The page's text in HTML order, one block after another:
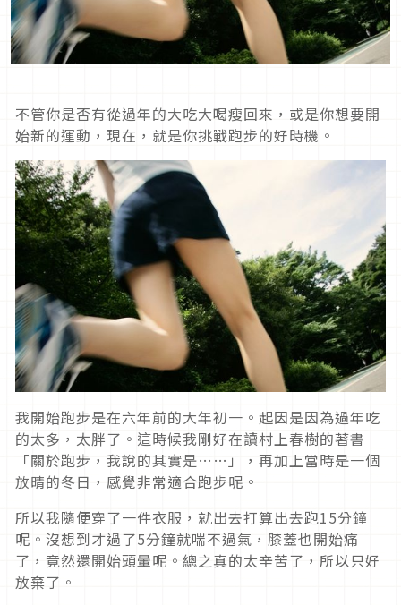
不管你是否有從過年的大吃大喝瘦回來，或是你想要開
始新的運動，現在，就是你挑戰跑步的好時機。
我開始跑步是在六年前的大年初一。起因是因為過年吃
的太多，太胖了。這時候我剛好在讀村上春樹的著書
「關於跑步，我說的其實是……」，再加上當時是一個
放晴的冬日，感覺非常適合跑步呢。
所以我隨便穿了一件衣服，就出去打算出去跑15分鐘
呢。沒想到才過了5分鐘就喘不過氣，膝蓋也開始痛
了，竟然還開始頭暈呢。總之真的太辛苦了，所以只好
放棄了。